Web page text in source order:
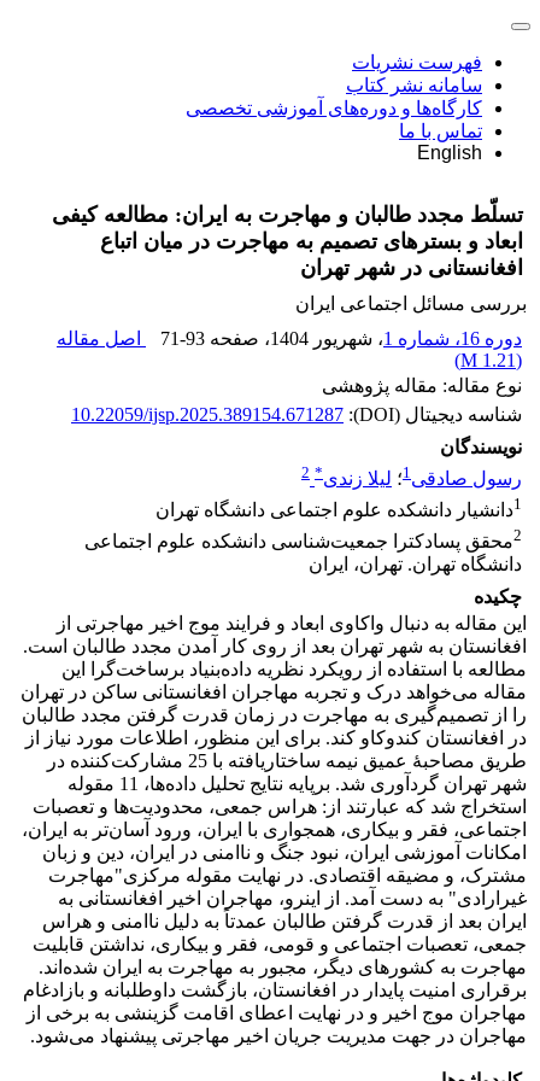
فهرست نشریات
سامانه نشر کتاب
کارگاه‌ها و دوره‌های آموزشی تخصصی
تماس با ما
English
تسلّط مجدد طالبان و مهاجرت به ایران: مطالعه کیفی
ابعاد و بسترهای تصمیم به مهاجرت در میان اتباع
افغانستانی‌ در شهر تهران
بررسی مسائل اجتماعی ایران
دوره 16، شماره 1
، شهریور 1404 ، صفحه 71-93
اصل مقاله
(
1.21 M
)
نوع مقاله: مقاله پژوهشی
شناسه دیجیتال (DOI):
10.22059/ijsp.2025.389154.671287
نویسندگان
رسول صادقی1؛ لیلا زندی*
2
1دانشیار دانشکده علوم اجتماعی دانشگاه تهران
2محقق پسادکترا جمعیت‌شناسی دانشکده علوم اجتماعی
دانشگاه تهران. تهران، ایران
چکیده
این مقاله به دنبال واکاوی ابعاد و فرایند موج اخیر مهاجرتی از
افغانستان به شهر تهران بعد از روی کار آمدن مجدد طالبان است.
مطالعه با استفاده از رویکرد نظریه داده‌بنیاد برساخت‌گرا این
مقاله می‌خواهد درک و تجربه مهاجران افغانستانی ساکن در تهران
را از تصمیم‌گیری به مهاجرت در زمان قدرت گرفتن مجدد طالبان
در افغانستان کندوکاو کند. برای این منظور، اطلاعات مورد نیاز از
طریق مصاحبۀ عمیق نیمه ساختاریافته با 25 مشارکت‌کننده در
شهر تهران گردآوری شد. برپایه نتایج تحلیل داده‌ها، 11 مقوله
استخراج شد که عبارتند از: هراس جمعی، محدودیت‌ها و تعصبات
اجتماعی، فقر و بیکاری، همجواری با ایران، ورود آسان‌تر به ایران،
امکانات آموزشی ایران، نبود جنگ و ناامنی در ایران، دین و زبان
مشترک، و مضیقه اقتصادی. در نهایت مقوله مرکزی"مهاجرت
غیرارادی" به دست آمد. از اینرو، مهاجران اخیر افغانستانی به
ایران بعد از قدرت گرفتن طالبان عمدتاً به دلیل ناامنی و هراس
جمعی، تعصبات اجتماعی و قومی، فقر و بیکاری، نداشتن قابلیت
مهاجرت به کشورهای دیگر، مجبور به مهاجرت به ایران شده‌اند.
برقراری امنیت پایدار در افغانستان، بازگشت داوطلبانه و بازادغام
مهاجران موج اخیر و در نهایت اعطای اقامت گزینشی به برخی از
مهاجران در جهت مدیریت جریان اخیر مهاجرتی پیشنهاد می‌شود.